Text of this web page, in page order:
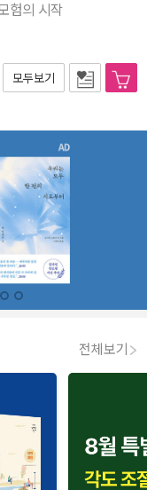
험의 시작
모두보기
전체보기